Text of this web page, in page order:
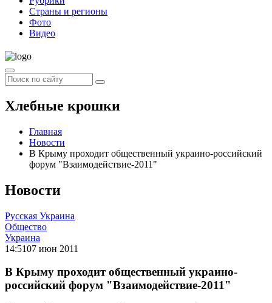
Страны и регионы
Фото
Видео
Хлебные крошки
Главная
Новости
В Крыму проходит общественный украино-российский
форум "Взаимодействие-2011"
Новости
Русская Украина
Общество
Украина
14:5107 июн 2011
В Крыму проходит общественный украино-
российский форум "Взаимодействие-2011"